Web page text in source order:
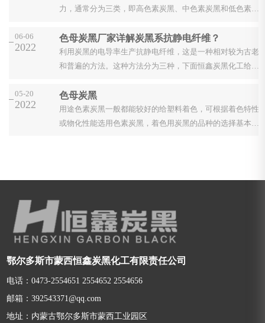
力，通常分为三类，即高色素炭黑、中色素炭黑和低色素炭
黑的着色能力，最后一个字母表示生产方法。常用的...
06-06
2022
色母炭黑厂家详解炭黑系抗静电纤维？
利用炭黑的电导率生产抗静电纤维，这是一种相对较为古老
和普遍的方法。这种方法分为三种，下面恒鑫炭黑化工给大
05-20
2022
色母炭黑
用途色素炭黑一般都能较好的给塑料着色，可根据着色特性
或物化性能选用色素炭黑，着色用炭黑的品种的选择基本上
鄂尔多斯市蒙西恒鑫炭黑化工有限责任公司
电话：0473-2554651 2554652 2554656
邮箱：392543371@qq.com
地址：内蒙古鄂尔多斯市蒙西工业园区